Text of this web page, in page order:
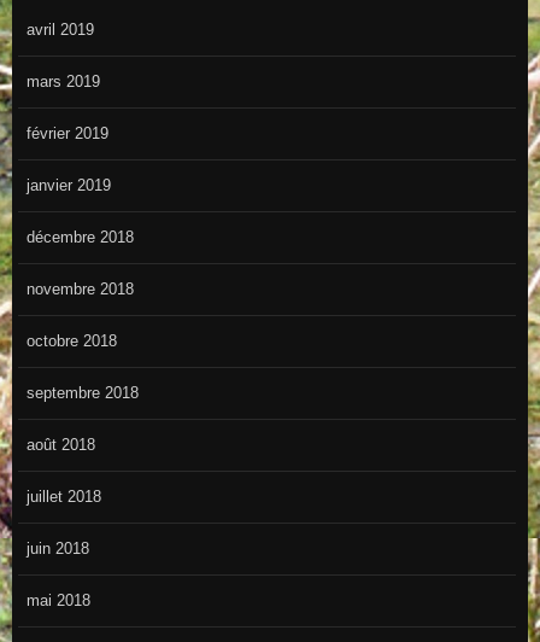
avril 2019
mars 2019
février 2019
janvier 2019
décembre 2018
novembre 2018
octobre 2018
septembre 2018
août 2018
juillet 2018
juin 2018
mai 2018